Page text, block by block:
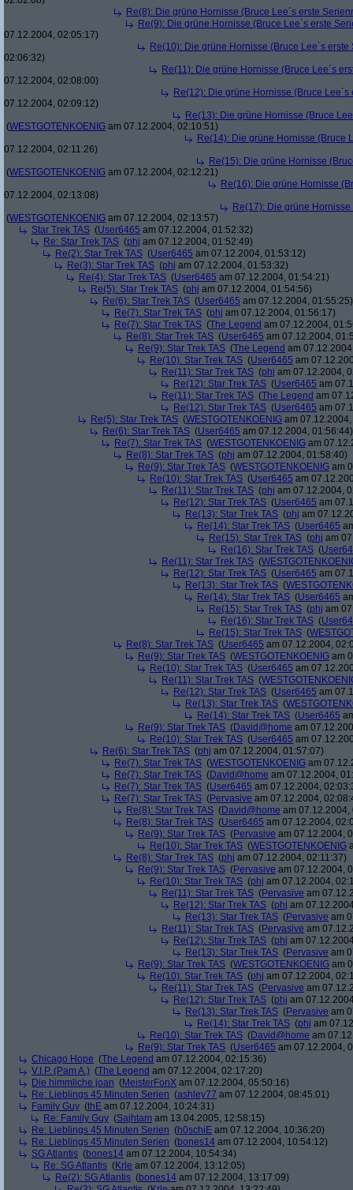
Re(8): Die grüne Hornisse (Bruce Lee´s erste
Re(9): Die grüne Hornisse (Bruce Lee´s erste
07.12.2004, 02:05:17)
Re(10): Die grüne Hornisse (Bruce Lee´s erste
02:06:32)
Re(11): Die grüne Hornisse (Bruce Lee´s
07.12.2004, 02:08:00)
Re(12): Die grüne Hornisse (Bruce
07.12.2004, 02:09:12)
Re(13): Die grüne Hornisse (Bruce
(WESTGOTENKOENIG am 07.12.2004, 02:10:51)
Re(14): Die grüne Hornisse (Bruce
07.12.2004, 02:11:26)
Re(15): Die grüne Hornisse
(WESTGOTENKOENIG am 07.12.2004, 02:12:21)
Re(16): Die grüne Hornisse
07.12.2004, 02:13:08)
Re(17): Die grüne
(WESTGOTENKOENIG am 07.12.2004, 02:13:57)
Star Trek TAS (User6465 am 07.12.2004, 01:52:32)
Re: Star Trek TAS (phj am 07.12.2004, 01:52:49)
Re(2): Star Trek TAS (User6465 am 07.12.2004, 01:53:12)
Re(3): Star Trek TAS (phj am 07.12.2004, 01:53:32)
Re(4): Star Trek TAS (User6465 am 07.12.2004, 01:54:21)
Re(5): Star Trek TAS (phj am 07.12.2004, 01:54:56)
Re(6): Star Trek TAS (User6465 am 07.12.2004, 01:55:25)
Re(7): Star Trek TAS (phj am 07.12.2004, 01:56:17)
Re(7): Star Trek TAS (The Legend am 07.12.2004,
Re(8): Star Trek TAS (User6465 am 07.12.2004,
Re(9): Star Trek TAS (The Legend am
Re(10): Star Trek TAS (User6465 am
Re(11): Star Trek TAS (phj am 07.12.2004,
Re(12): Star Trek TAS (User6465 am
Re(11): Star Trek TAS (The Legend am
Re(12): Star Trek TAS (User6465 am
Re(5): Star Trek TAS (WESTGOTENKOENIG am
Re(6): Star Trek TAS (User6465 am 07.12.2004, 01:56:44)
Re(7): Star Trek TAS (WESTGOTENKOENIG am
Re(8): Star Trek TAS (phj am 07.12.2004, 01:58:40)
Re(9): Star Trek TAS (WESTGOTENKOENIG am
Re(10): Star Trek TAS (User6465 am
Re(11): Star Trek TAS (phj am 07.12.2004,
Re(12): Star Trek TAS (User6465 am
Re(13): Star Trek TAS (phj am
Re(14): Star Trek TAS (User6465
Re(15): Star Trek TAS (phj am
Re(16): Star Trek TAS (
Re(11): Star Trek TAS (
Re(12): Star Trek TAS (User6465 am
Re(13): Star Trek TAS (
Re(14): Star Trek TAS (User6465
Re(15): Star Trek TAS (phj am
Re(16): Star Trek TAS (
Re(15): Star Trek TAS (
Re(8): Star Trek TAS (User6465 am 07.12.2004,
Re(9): Star Trek TAS (WESTGOTENKOENIG am
Re(10): Star Trek TAS (User6465 am
Re(11): Star Trek TAS (
Re(12): Star Trek TAS (User6465 am
Re(13): Star Trek TAS (
Re(14): Star Trek TAS (User6465
Re(9): Star Trek TAS (David@home am
Re(10): Star Trek TAS (User6465 am
Re(6): Star Trek TAS (phj am 07.12.2004, 01:57:07)
Re(7): Star Trek TAS (WESTGOTENKOENIG am
Re(7): Star Trek TAS (David@home am 07.12.2004,
Re(7): Star Trek TAS (User6465 am 07.12.2004,
Re(7): Star Trek TAS (Pervasive am 07.12.2004,
Re(8): Star Trek TAS (David@home am 07.12.2004,
Re(8): Star Trek TAS (User6465 am 07.12.2004,
Re(9): Star Trek TAS (Pervasive am 07.12.2004,
Re(10): Star Trek TAS (WESTGOTENKOENIG
Re(8): Star Trek TAS (phj am 07.12.2004, 02:11:37)
Re(9): Star Trek TAS (Pervasive am 07.12.2004,
Re(10): Star Trek TAS (phj am 07.12.2004,
Re(11): Star Trek TAS (Pervasive am
Re(12): Star Trek TAS (phj am
Re(13): Star Trek TAS (Pervasive am
Re(11): Star Trek TAS (Pervasive am
Re(12): Star Trek TAS (phj am
Re(13): Star Trek TAS (Pervasive am
Re(9): Star Trek TAS (WESTGOTENKOENIG am
Re(10): Star Trek TAS (phj am 07.12.2004,
Re(11): Star Trek TAS (Pervasive am
Re(12): Star Trek TAS (phj am
Re(13): Star Trek TAS (Pervasive am
Re(14): Star Trek TAS (phj am
Re(10): Star Trek TAS (David@home am
Re(9): Star Trek TAS (User6465 am 07.12.2004,
Chicago Hope (The Legend am 07.12.2004, 02:15:36)
V.I.P. (Pam A.) (The Legend am 07.12.2004, 02:17:20)
Die himmliche joan (MeisterFonX am 07.12.2004, 05:50:16)
Re: Lieblings 45 Minuten Serien (ashley77 am 07.12.2004, 08:45:01)
Family Guy (thE am 07.12.2004, 10:24:31)
Re: Family Guy (Sajhtam am 13.04.2005, 12:58:15)
Re: Lieblings 45 Minuten Serien (h0schiE am 07.12.2004, 10:36:20)
Re: Lieblings 45 Minuten Serien (bones14 am 07.12.2004, 10:54:12)
SG Atlantis (bones14 am 07.12.2004, 10:54:34)
Re: SG Atlantis (Krle am 07.12.2004, 13:12:05)
Re(2): SG Atlantis (bones14 am 07.12.2004, 13:17:09)